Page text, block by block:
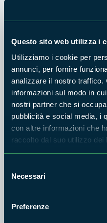
Questo sito web utilizza i
Utilizziamo i cookie per
annunci, per fornire
analizzare il nostro traffico.
informazioni sul modo in
nostri partner che si
pubblicità e social media, i
con altre informazioni che
raccolto dal suo utilizzo dei
delNecessari
Preferenze
Ampio parcheggio interno,
villa.
"Villa d'Este" B&B is
Braccianese Claudia, near
minutes by car from Rome,
minutes from the Lake of
Train into Rome. It is also
airports without touching the
and the seaside are within a
meters of grounds and has
on the ground floor with its
apartment is composed of